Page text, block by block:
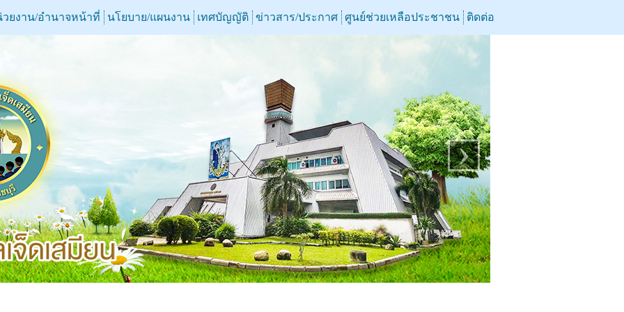
ยงาน/อำนาจหน้าที่ นโยบาย/แผนงาน เทศบัญญัติ ข่าวสาร/ประกาศ ศูนย์ช่วยเหลือประชาชน ติดต่อ
›